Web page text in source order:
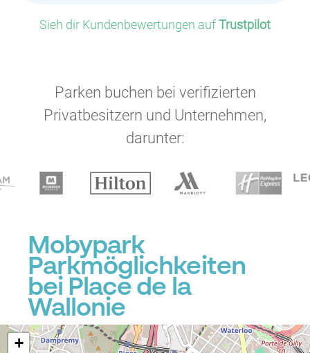
Sieh dir Kundenbewertungen aufTrustpilot
Parken buchen bei verifizierten
Privatbesitzern und Unternehmen,
darunter:
Mobypark
Parkmöglichkeiten
bei Place de la
Wallonie
+